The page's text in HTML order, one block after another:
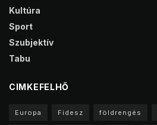
Kultúra
Sport
Szubjektív
Tabu
CIMKEFELHŐ
Europa Fidesz földrengés